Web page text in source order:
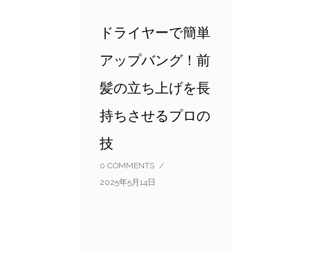
ドライヤーで簡単
アップバング！前
髪の立ち上げを長
持ちさせるプロの
技
0 COMMENTS /
2025年5月14日